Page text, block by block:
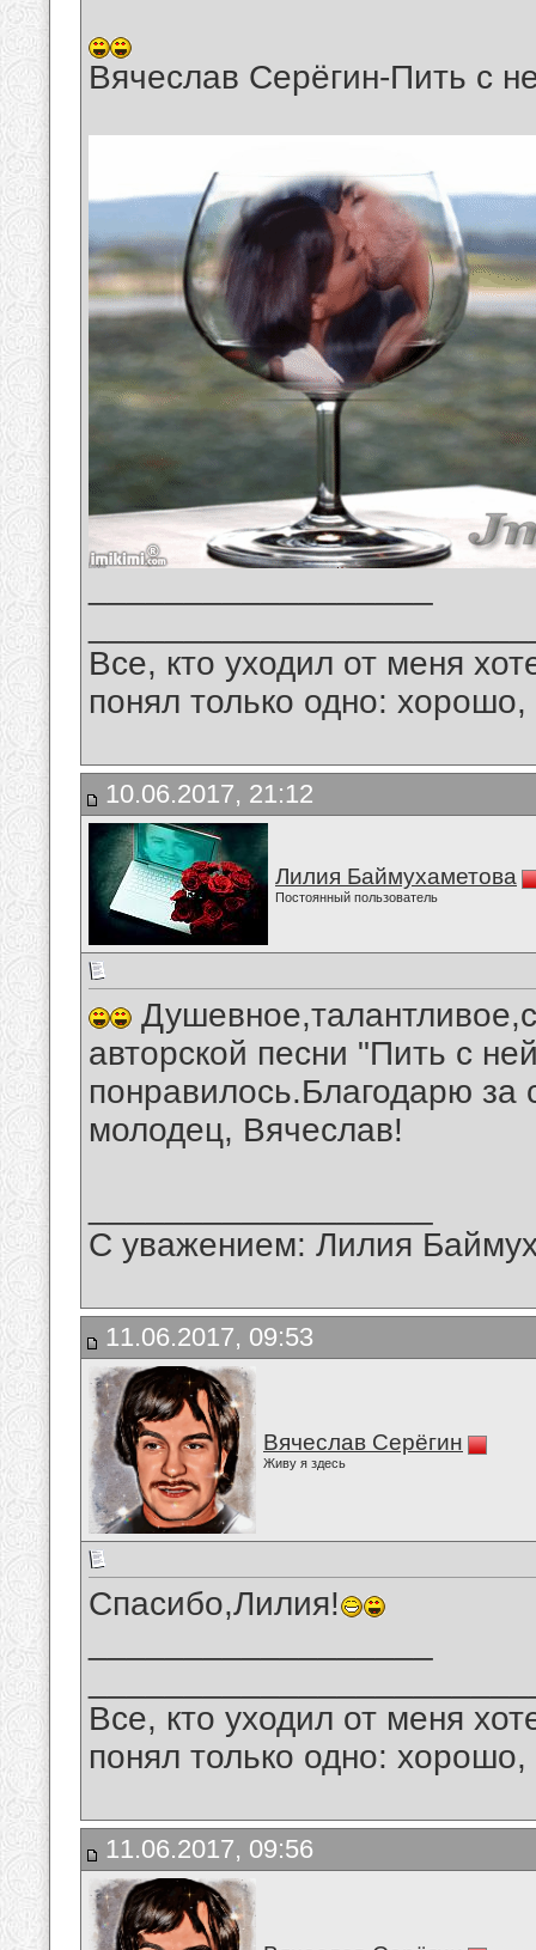
Вячеслав Серёгин-Пить с
Все, кто уходил от меня
понял только одно:
10.06.2017, 21:12
Лилия Баймухаметова
Постоянный пользователь
авторской песни "Пить с
понравилось.Благодарю за
молодец, Вячеслав!
С уважением: Лилия
11.06.2017, 09:53
Вячеслав Серёгин
Живу я здесь
Спасибо,Лилия!
Все, кто уходил от меня
понял только одно:
11.06.2017, 09:56